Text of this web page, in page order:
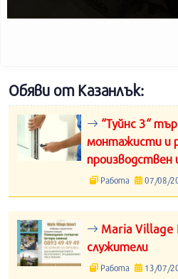
Обяви от Казанлък:
“Туйнс 3“
монтажисти и
производствен
Работа 07/08/
Maria Village
служители
Работа 13/07/